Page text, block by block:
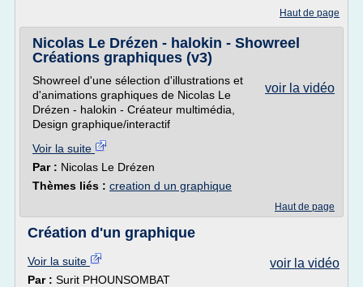
Haut de page
Nicolas Le Drézen - halokin - Showreel
Créations graphiques (v3)
voir la vidéo
Showreel d'une sélection d'illustrations et
d'animations graphiques de Nicolas Le
Drézen - halokin - Créateur multimédia,
Design graphique/interactif
Voir la suite
Par : Nicolas Le Drézen
Thèmes liés : creation d un graphique
Haut de page
Création d'un graphique
voir la vidéo
Voir la suite
Par : Surit PHOUNSOMBAT